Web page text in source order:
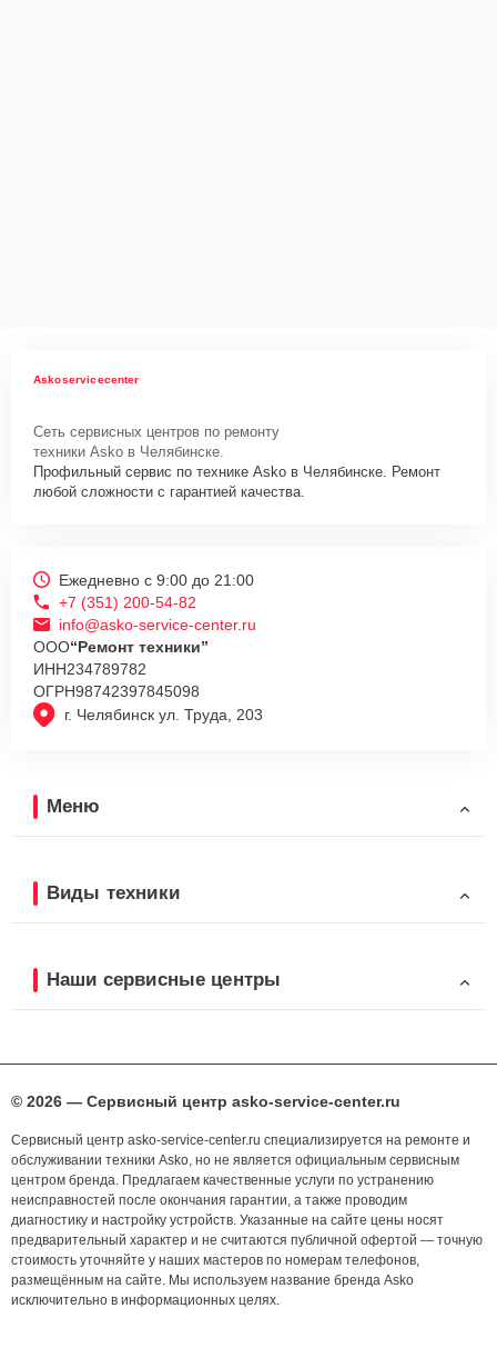
Askoservicecenter
Сеть сервисных центров по ремонту
техники Asko в Челябинске.
Профильный сервис по технике Asko в Челябинске. Ремонт
любой сложности с гарантией качества.
г. Челябинск ул. Труда, 203
Ежедневно с 9:00 до 21:00
+7 (351) 200-54-82
info@asko-service-center.ru
ООО“Ремонт техники”
ИНН234789782
ОГРН98742397845098
Меню
Виды техники
Наши сервисные центры
© 2026 — Сервисный центр asko-service-center.ru
Сервисный центр asko-service-center.ru специализируется на ремонте и
обслуживании техники Asko, но не является официальным сервисным
центром бренда. Предлагаем качественные услуги по устранению
неисправностей после окончания гарантии, а также проводим
диагностику и настройку устройств. Указанные на сайте цены носят
предварительный характер и не считаются публичной офертой — точную
стоимость уточняйте у наших мастеров по номерам телефонов,
размещённым на сайте. Мы используем название бренда Asko
исключительно в информационных целях.